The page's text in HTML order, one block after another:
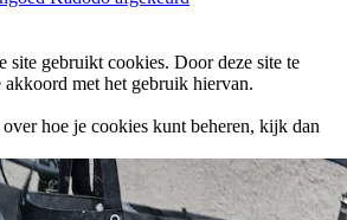
site gebruikt cookies. Door deze site te
met het gebruik hiervan.
hoe je cookies kunt beheren, kijk dan